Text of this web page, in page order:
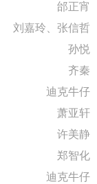
邰正宵
刘嘉玲、张信哲
孙悦
齐秦
迪克牛仔
萧亚轩
许美静
郑智化
迪克牛仔